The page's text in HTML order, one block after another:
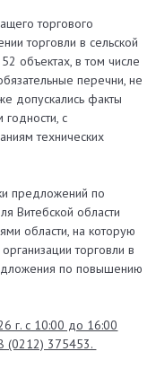
торгового
торговли в сельской
объектах, в том числе
перечни, не
допускались факты
с
технических
предложений по
Витебской области
области, на которую
торговли в
по повышению
г. с 10:00 до 16:00
(0212) 375453.